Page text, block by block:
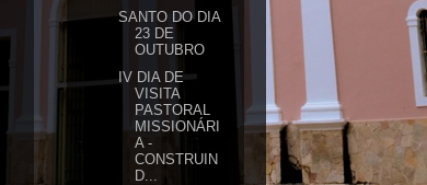
SANTO DO DIA
23 DE
OUTUBRO
IV DIA DE
VISITA
PASTORAL
MISSIONÁRI
A -
CONSTRUIN
D...